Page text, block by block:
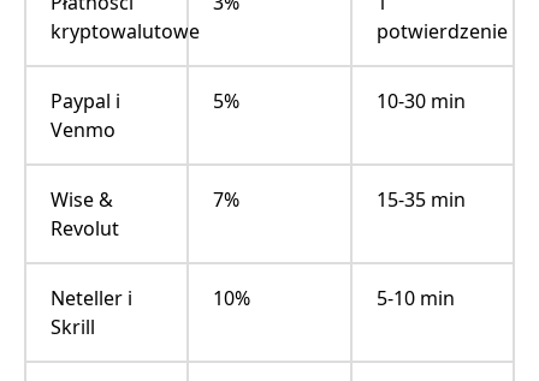
kryptowalutowe
potwierdzenie
Paypal i
Venmo
5% 10-30 min
Wise &
Revolut
7% 15-35 min
Neteller i
Skrill
10% 5-10 min